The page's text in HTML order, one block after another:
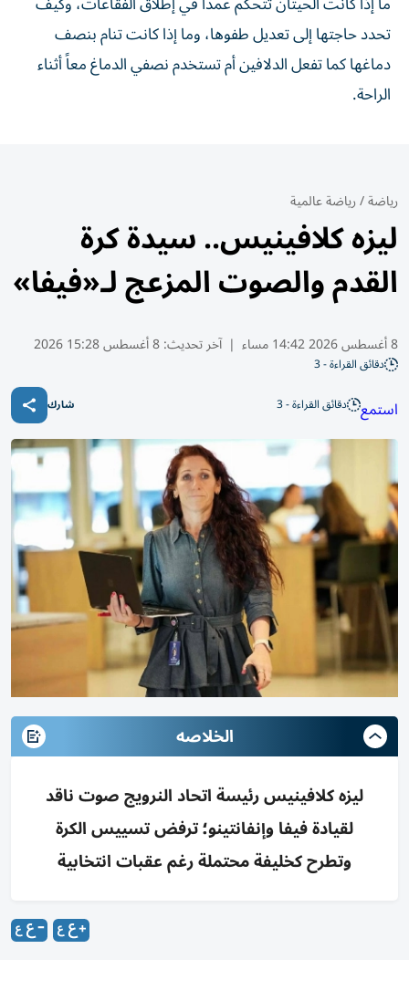
تحدد حاجتها إلى تعديل طفوها، وما إذا كانت تنام بنصف
دماغها كما تفعل الدلافين أم تستخدم نصفي الدماغ معاً أثناء
الراحة.
رياضة/رياضة عالمية
ليزه كلافينيس.. سيدة كرة
القدم والصوت المزعج لـ«فيفا»
8 أغسطس 2026 14:42 مساء | آخر تحديث:8 أغسطس 15:28 2026
دقائق القراءة - 3
استمع دقائق القراءة - 3 شارك
الخلاصه
ليزه كلافينيس رئيسة اتحاد النرويج صوت ناقد
لقيادة فيفا وإنفانتينو؛ ترفض تسييس الكرة
وتطرح كخليفة محتملة رغم عقبات انتخابية